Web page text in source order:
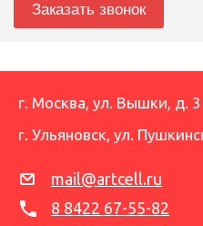
г. Москва, ул. Вышки, д.
г. Ульяновск, ул.
mail@artcell.ru
8 8422 67-55-82